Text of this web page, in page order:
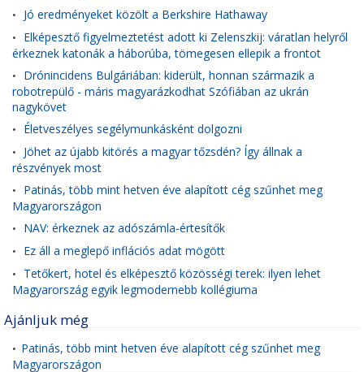
• Jó eredményeket közölt a Berkshire Hathaway
• Elképesztő figyelmeztetést adott ki Zelenszkij: váratlan helyről
érkeznek katonák a háborúba, tömegesen ellepik a frontot
• Drónincidens Bulgáriában: kiderült, honnan származik a
robotrepülő - máris magyarázkodhat Szófiában az ukrán
nagykövet
• Életveszélyes segélymunkásként dolgozni
• Jöhet az újabb kitörés a magyar tőzsdén? Így állnak a
részvények most
• Patinás, több mint hetven éve alapított cég szűnhet meg
Magyarországon
• NAV: érkeznek az adószámla-értesítők
• Ez áll a meglepő inflációs adat mögött
• Tetőkert, hotel és elképesztő közösségi terek: ilyen lehet
Magyarország egyik legmodernebb kollégiuma
Ajánljuk még
• Patinás, több mint hetven éve alapított cég szűnhet meg
Magyarországon